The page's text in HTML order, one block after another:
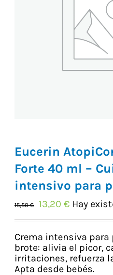
Vitaminas y Suplementos
Eucerin
Forte 40 ml –
intensivo para
15,50€
El
original
era:
15,50 €.
13,20 €El
actual
es:
13,20 €.
Hay
Crema intensiva para
brote: alivia el picor,
irritaciones, refuerza
Apta desde bebés.